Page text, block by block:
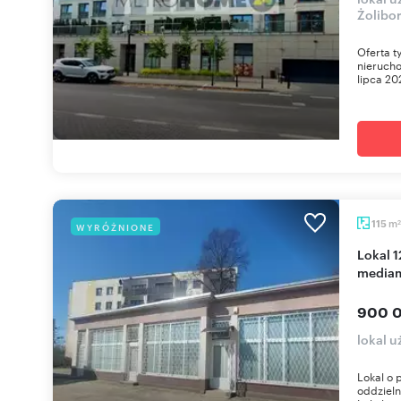
Oferta
lipca
WYRÓŻNIONE 115 m2
Lokal 124 m² z 3 wejściami, klimatyzacją i
900
lokal
Lokal o